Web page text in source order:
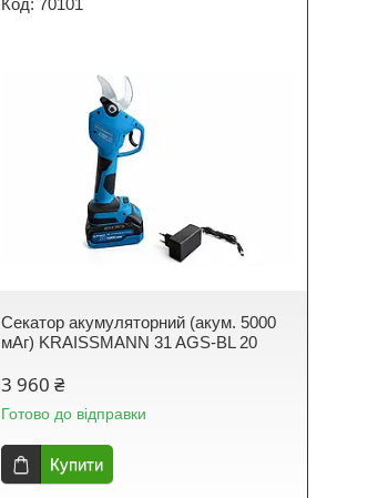
70101
Секатор акумуляторний (акум. 5000
мАг) KRAISSMANN 31 AGS-BL 20
3 960 ₴
Готово до відправки
Купити